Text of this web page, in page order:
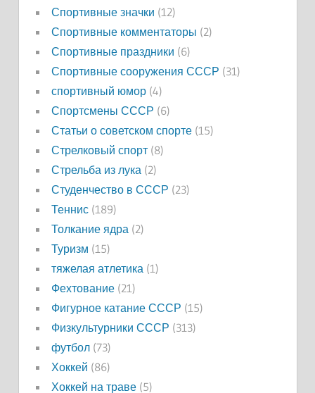
Спортивные значки (12)
Спортивные комментаторы (2)
Спортивные праздники (6)
Спортивные сооружения СССР (31)
спортивный юмор(4)
Спортсмены СССР (6)
Статьи о советском спорте(15)
Стрелковый спорт(8)
Стрельба из лука (2)
Студенчество в СССР (23)
Теннис(189)
Толкание ядра (2)
Туризм (15)
тяжелая атлетика (1)
Фехтование(21)
Фигурное катание СССР (15)
Физкультурники СССР (313)
футбол(73)
Хоккей (86)
Хоккей на траве(5)